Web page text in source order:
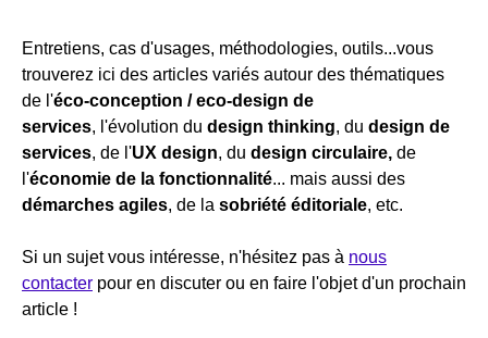
Entretiens, cas d'usages, méthodologies, outils...vous
trouverez ici des articles variés autour des thématiques
de l'éco-conception / eco-design de
services, l'évolution du design thinking, du design de
services, de l'UX design, du design circulaire, de
l'économie de la fonctionnalité... mais aussi des
démarches agiles, de la sobriété éditoriale, etc.
Si un sujet vous intéresse, n'hésitez pas à nous
contacter pour en discuter ou en faire l'objet d'un prochain
article !